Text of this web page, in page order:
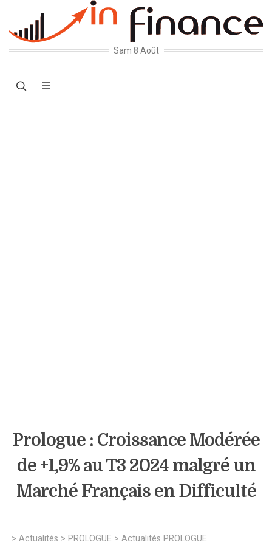
Sam 8 Août
Prologue : Croissance Modérée
de +1,9% au T3 2024 malgré un
Marché Français en Difficulté
> Actualités > PROLOGUE > Actualités PROLOGUE